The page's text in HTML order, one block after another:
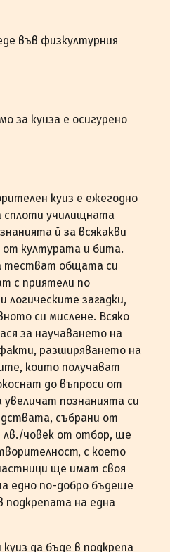
във физкултурния
за куиза е осигурено
куиз е ежегодно
сплоти училищната
й за всякакви
културата и бита.
тестват общата си
с приятели по
логическите загадки,
си мислене. Всяко
за научаването на
разширяването на
които получават
до въпроси от
увеличат познанията си
събрани от
лв./човек от отбор, ще
с което
ще имат своя
едно по-добро бъдеще
на една
да бъде в подкрепа